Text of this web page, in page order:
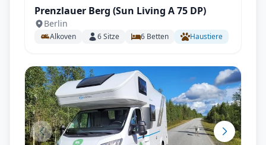
Prenzlauer Berg (Sun Living A 75 DP)
Berlin
Alkoven 6Sitze 6 Betten Haustiere